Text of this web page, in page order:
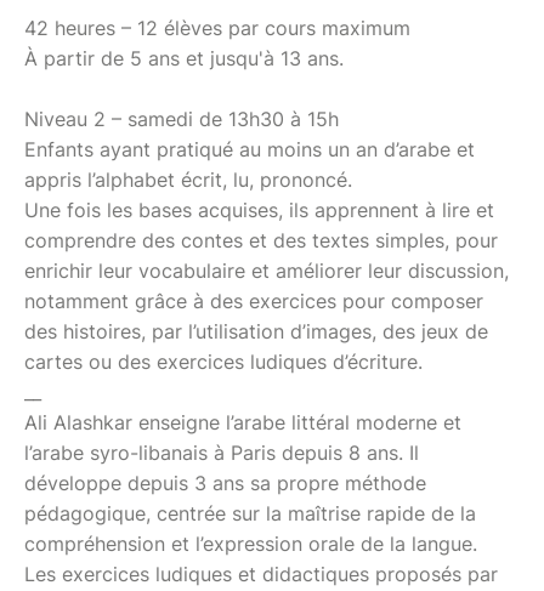
42 heures – 12 élèves par cours maximum
À partir de 5 ans et jusqu'à 13 ans.
Niveau 2 – samedi de 13h30 à 15h
Enfants ayant pratiqué au moins un an d’arabe et
appris l’alphabet écrit, lu, prononcé.
Une fois les bases acquises, ils apprennent à lire et
comprendre des contes et des textes simples, pour
enrichir leur vocabulaire et améliorer leur discussion,
notamment grâce à des exercices pour composer
des histoires, par l’utilisation d’images, des jeux de
cartes ou des exercices ludiques d’écriture.
Ali Alashkar enseigne l’arabe littéral moderne et
l’arabe syro-libanais à Paris depuis 8 ans. Il
développe depuis 3 ans sa propre méthode
pédagogique, centrée sur la maîtrise rapide de la
compréhension et l’expression orale de la langue.
Les exercices ludiques et didactiques proposés par